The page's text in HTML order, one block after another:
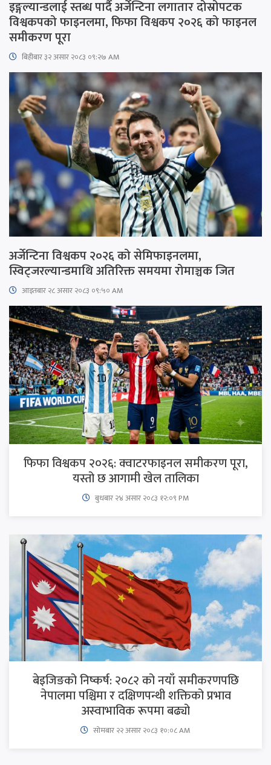
इङ्गल्यान्डलाई स्तब्ध पार्दै अर्जेन्टिना लगातार दोस्रोपटक
विश्वकपको फाइनलमा, फिफा विश्वकप २०२६ को फाइनल
समीकरण पूरा
बिहीबार ३२ असार २०८३ ०९:२७ AM
अर्जेन्टिना विश्वकप २०२६ को सेमिफाइनलमा,
स्विट्जरल्यान्डमाथि अतिरिक्त समयमा रोमाञ्चक जित
आइतबार​ २८ असार २०८३ ०९:५० AM
फिफा विश्वकप २०२६: क्वाटरफाइनल समीकरण पूरा,
यस्तो छ आगामी खेल तालिका
बुधबार २४ असार २०८३ १२:०९ PM
बेइजिङको निष्कर्ष: २०८२ को नयाँ समीकरणपछि
नेपालमा पश्चिमा र दक्षिणपन्थी शक्तिको प्रभाव
अस्वाभाविक रूपमा बढ्यो
सोमबार २२ असार २०८३ १०:०८ AM